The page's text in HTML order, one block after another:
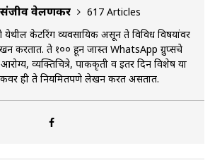
वेलणकर
617 Articles
येथील केटरिंग व्यवसायिक असून ते विविध विषयांवर
करतात. ते १०० हून जास्त WhatsApp ग्रुप्सचे
व्यक्तिचित्रे, पाककृती व इतर दिन विशेष या
ही ते नियमितपणे लेखन करत असतात.